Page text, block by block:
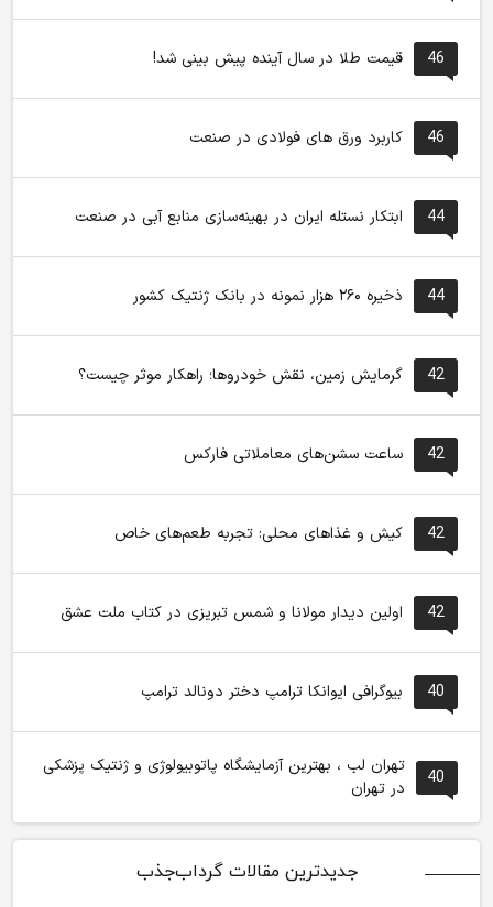
46 قیمت طلا در سال آینده پیش بینی شد!
46 کاربرد ورق های فولادی در صنعت
44 ابتکار نستله ایران در بهینه‌سازی منابع آبی در صنعت
44 ذخیره ۲۶۰ هزار نمونه در بانک ژنتیک کشور
42 گرمایش زمین، نقش خودروها؛ راهکار موثر چیست؟
42 ساعت سشن‌های معاملاتی فارکس
42 کیش و غذاهای محلی: تجربه طعم‌های خاص
42 اولین دیدار مولانا و شمس تبریزی در کتاب ملت عشق
40 بیوگرافی ایوانکا ترامپ دختر دونالد ترامپ
40
تهران لب ، بهترین آزمایشگاه پاتوبیولوژی و ژنتیک پزشکی
در تهران
جدیدترین مقالات گرداب‌جذب